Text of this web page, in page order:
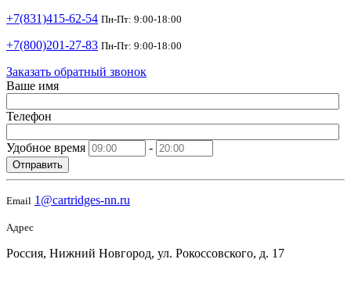
+7(831)415-62-54 Пн-Пт: 9:00-18:00
+7(800)201-27-83 Пн-Пт: 9:00-18:00
Заказать обратный звонок
Ваше имя
Телефон
Удобное время -
Отправить
Email 1@cartridges-nn.ru
Адрес
Россия, Нижний Новгород, ул. Рокоссовского, д. 17